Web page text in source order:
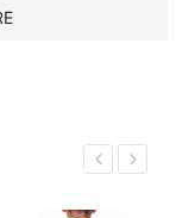
PreviousNext